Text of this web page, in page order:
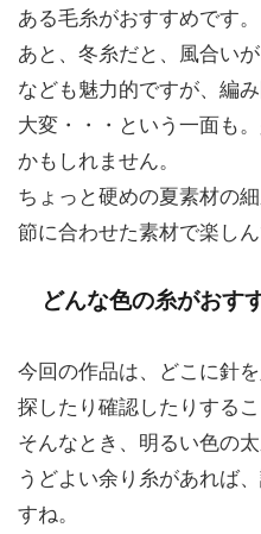
ある毛糸がおすすめです。
あと、冬糸だと、風合い
なども魅力的ですが、編
大変・・・という一面も
かもしれません。
ちょっと硬めの夏素材の
節に合わせた素材で楽しん
どんな色の糸がおす
今回の作品は、どこに針
探したり確認したりするこ
そんなとき、明るい色の
うどよい余り糸があれば
すね。